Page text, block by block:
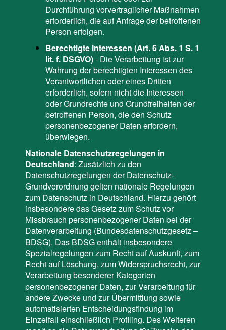
Durchführung vorvertraglicher Maßnahmen
erforderlich, die auf Anfrage der betroffenen
Person erfolgen.
Berechtigte Interessen (Art. 6 Abs. 1 S. 1
lit. f. DSGVO)- Die Verarbeitung ist zur
Wahrung der berechtigten Interessen des
Verantwortlichen oder eines Dritten
erforderlich, sofern nicht die Interessen
oder Grundrechte und Grundfreiheiten der
betroffenen Person, die den Schutz
personenbezogener Daten erfordern,
überwiegen.
Nationale Datenschutzregelungen in
Deutschland: Zusätzlich zu den
Datenschutzregelungen der Datenschutz-
Grundverordnung gelten nationale Regelungen
zum Datenschutz in Deutschland. Hierzu gehört
insbesondere das Gesetz zum Schutz vor
Missbrauch personenbezogener Daten bei der
Datenverarbeitung (Bundesdatenschutzgesetz –
BDSG). Das BDSG enthält insbesondere
Spezialregelungen zum Recht auf Auskunft, zum
Recht auf Löschung, zum Widerspruchsrecht, zur
Verarbeitung besonderer Kategorien
personenbezogener Daten, zur Verarbeitung für
andere Zwecke und zur Übermittlung sowie
automatisierten Entscheidungsfindung im
Einzelfall einschließlich Profiling. Des Weiteren